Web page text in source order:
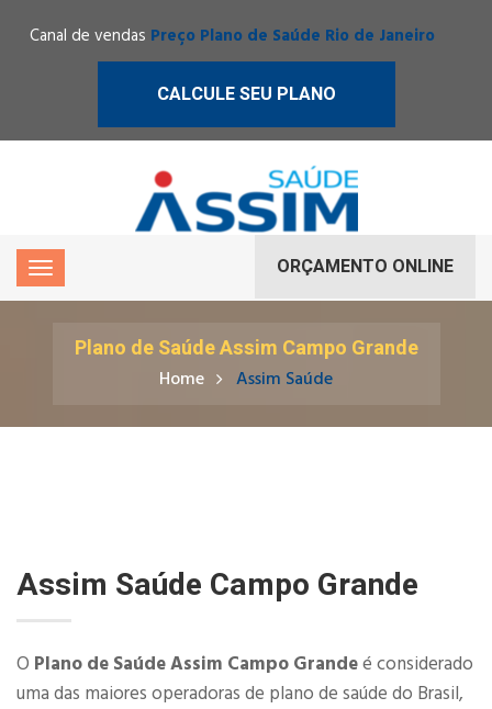
Canal de vendas Preço Plano de Saúde Rio de Janeiro
CALCULE SEU PLANO
ORÇAMENTO ONLINE
Plano de Saúde Assim Campo Grande
Home Assim Saúde
Assim Saúde Campo Grande
O Plano de Saúde Assim Campo Grandeé considerado
uma das maiores operadoras de plano de saúde do Brasil,